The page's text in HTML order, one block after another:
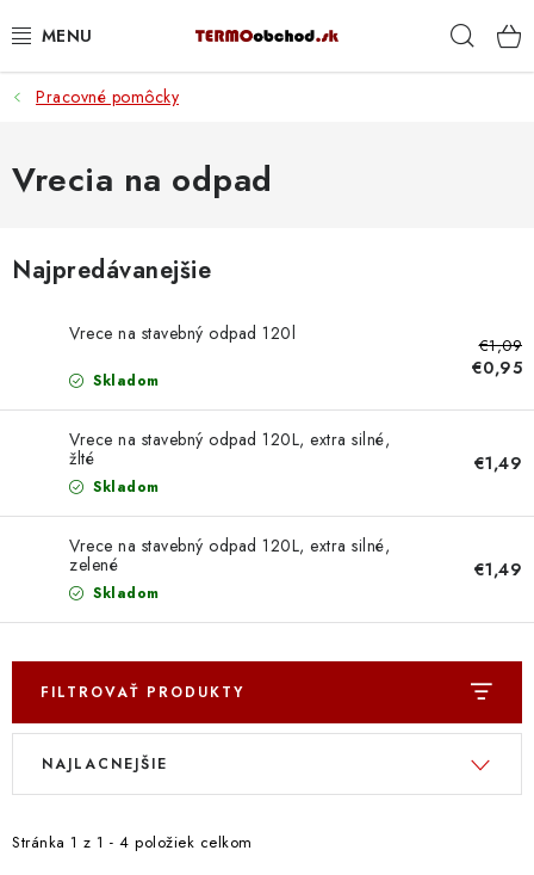
na
VYKUROVANIE
ROZVOD VODY A KÚRENIA
PRACOVNÉ POMÔCKY
PREČO SA OPLATÍ KUPOVAŤ RADIÁTORY KORADO
CEZ TERMOOBCHOD.SK
Doprava a Platba
Pracovné pomôcky
Vrecia na odpad
Najpredávanejšie
Vrece na stavebný odpad 120l
Skladom
€1,09
€0,95
Vrece na stavebný odpad 120L, extra silné,
žlté
Skladom
€1,49
Vrece na stavebný odpad 120L, extra silné,
zelené
Skladom
€1,49
FILTROVAŤ PRODUKTY
V
i
Stránka 1 z 1 - 4 položiek celkom
R
e
NAJLACNEJŠIE